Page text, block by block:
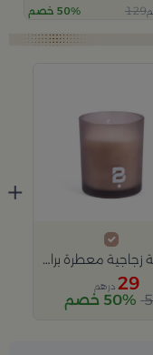
129 50% خصم
شمعة زجاجية معطرة برائحة الحديقة الصيفية 280 غرام
29درهم
50% خصم
+